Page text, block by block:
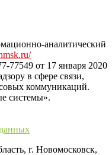
области на сайте
аналитический
от 17 января 2020
в сфере связи,
коммуникаций.
системы».
г. Новомосковск,